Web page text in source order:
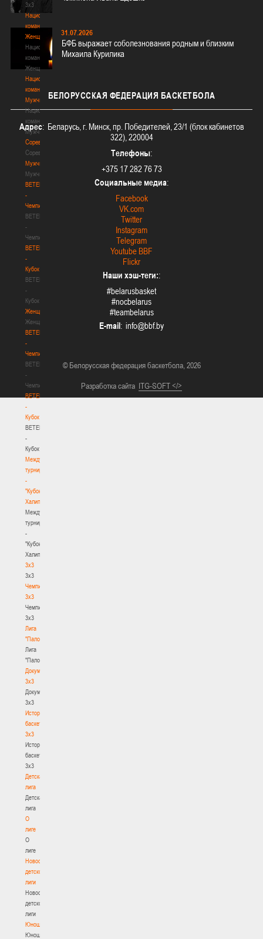
3х3
Национальная
команда.
Женщины
Национальная
команда.
Женщины
Национальная
команда.
Мужчины
Национальная
команда.
Мужчины
Соревнования
Соревнования
Мужчины
Мужчины
BETERA
-
Чемпионат
BETERA
-
Чемпионат
BETERA
-
Кубок
BETERA
-
Кубок
Женщины
Женщины
BETERA
-
Чемпионат
BETERA
-
Чемпионат
BETERA
-
Кубок
BETERA
-
Кубок
Международный
турнир
-
"Кубок
Халипского"
Международный
турнир
-
"Кубок
Халипского"
3x3
3x3
Чемпионат
3х3
Чемпионат
3х3
Лига
"Палова"
Лига
"Палова"
Документы
3х3
Документы
3х3
История
баскетбола
3х3
История
баскетбола
3х3
Детская
лига
Детская
лига
О
лиге
О
лиге
Новости
детской
лиги
Новости
детской
лиги
Юноши
Юноши
31.07.2026
БФБ выражает соболезнования родным и близким
Михаила Курилика
БЕЛОРУССКАЯ ФЕДЕРАЦИЯ БАСКЕТБОЛА
Адрес: Беларусь, г. Минск, пр. Победителей, 23/1 (блок кабинетов
322), 220004
Телефоны:
+375 17 282 76 73
Социальные медиа:
Facebook
VK.com
Twitter
Instagram
Telegram
Youtube BBF
Flickr
Наши хэш-теги::
#belarusbasket
#nocbelarus
#teambelarus
E-mail:
© Белорусская федерация баскетбола, 2026
Разработка сайта ITG-SOFT </>